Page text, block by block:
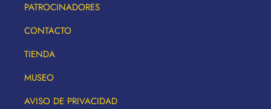
PATROCINADORES
CONTACTO
TIENDA
MUSEO
AVISO DE PRIVACIDAD